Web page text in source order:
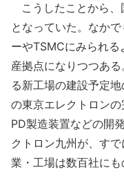
こうしたことから、
となっていた。なか
ーやTSMCにみられ
産拠点になりつつあ
る新工場の建設予定
の東京エレクトロン
PD製造装置などの開
クトロン九州が、す
業・工場は数百社にも